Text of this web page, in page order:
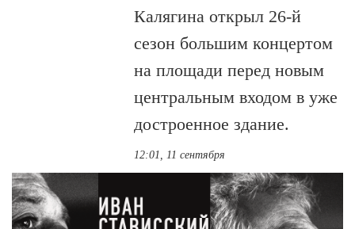
Калягина открыл 26-й
сезон большим концертом
на площади перед новым
центральным входом в уже
достроенное здание.
12:01, 11 сентября